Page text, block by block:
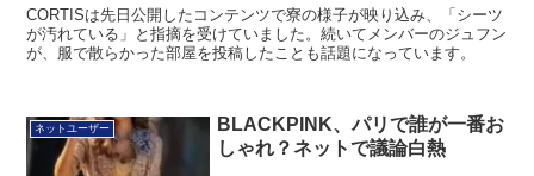
CORTISは先日公開したコンテンツで寮の様子が映り込み、「シーツ
が汚れている」と指摘を受けていました。続いてメンバーのジュフン
が、服で散らかった部屋を投稿したことも話題になっています。
ネットユーザー
BLACKPINK、パリで誰が一番お
しゃれ？ネットで議論白熱